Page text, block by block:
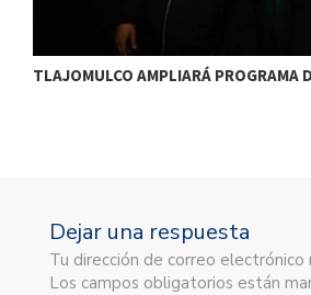
TLAJOMULCO AMPLIARÁ PROGRAMA
Dejar una respuesta
Tu dirección de correo electrónico
Los campos obligatorios están